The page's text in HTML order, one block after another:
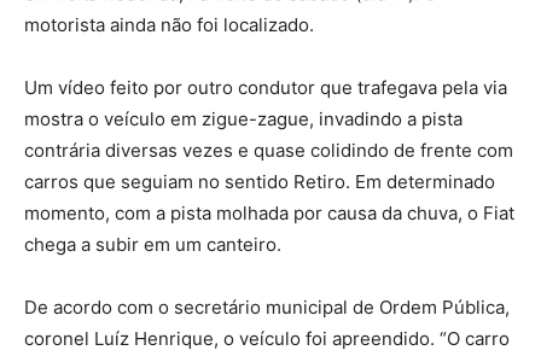
motorista ainda não foi localizado.
Um vídeo feito por outro condutor que trafegava pela via
mostra o veículo em zigue-zague, invadindo a pista
contrária diversas vezes e quase colidindo de frente com
carros que seguiam no sentido Retiro. Em determinado
momento, com a pista molhada por causa da chuva, o Fiat
chega a subir em um canteiro.
De acordo com o secretário municipal de Ordem Pública,
coronel Luíz Henrique, o veículo foi apreendido. “O carro